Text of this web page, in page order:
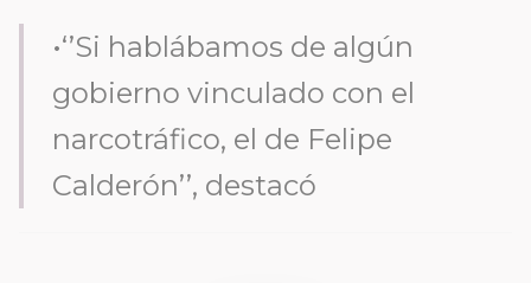
•‘’Si hablábamos de algún
gobierno vinculado con el
narcotráfico, el de Felipe
Calderón’’, destacó